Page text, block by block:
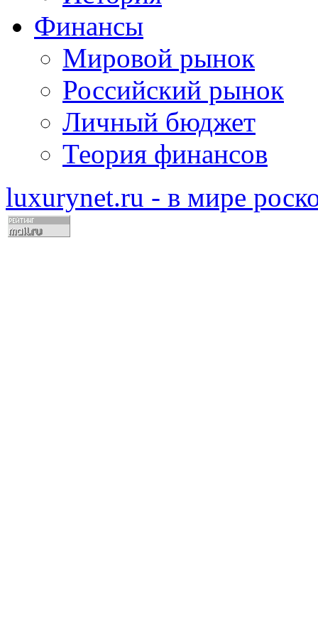
Финансы
Мировой рынок
Российский рынок
Личный бюджет
Теория финансов
luxurynet.ru - в мире